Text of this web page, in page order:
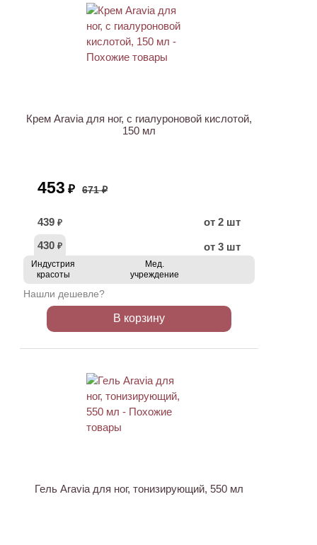
Крем Aravia для ног, с гиалуроновой кислотой,
150 мл
453 ₽ 671 ₽
439 ₽
от 2 шт
430 ₽ от 3 шт
Индустрия
красоты
Мед.
учреждение
Нашли дешевле?
В корзину
Гель Aravia для ног, тонизирующий, 550 мл